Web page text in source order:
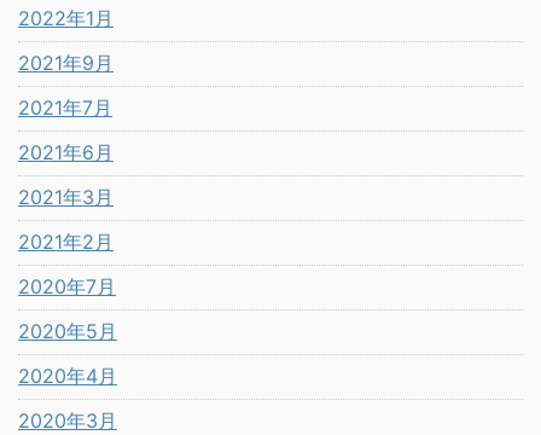
2022年1月
2021年9月
2021年7月
2021年6月
2021年3月
2021年2月
2020年7月
2020年5月
2020年4月
2020年3月